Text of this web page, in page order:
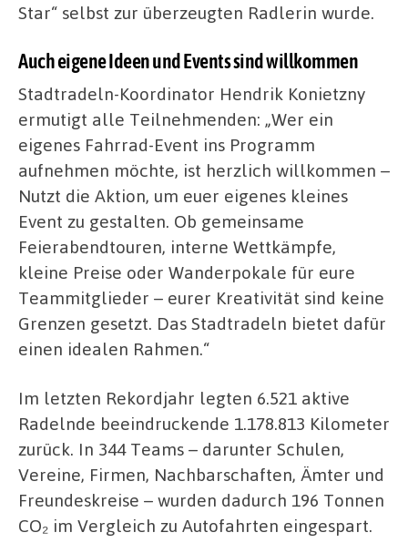
Star“ selbst zur überzeugten Radlerin wurde.
Auch eigene Ideen und Events sind willkommen
Stadtradeln-Koordinator Hendrik Konietzny
ermutigt alle Teilnehmenden: „Wer ein
eigenes Fahrrad-Event ins Programm
aufnehmen möchte, ist herzlich willkommen –
Nutzt die Aktion, um euer eigenes kleines
Event zu gestalten. Ob gemeinsame
Feierabendtouren, interne Wettkämpfe,
kleine Preise oder Wanderpokale für eure
Teammitglieder – eurer Kreativität sind keine
Grenzen gesetzt. Das Stadtradeln bietet dafür
einen idealen Rahmen.“
Im letzten Rekordjahr legten 6.521 aktive
Radelnde beeindruckende 1.178.813 Kilometer
zurück. In 344 Teams – darunter Schulen,
Vereine, Firmen, Nachbarschaften, Ämter und
Freundeskreise – wurden dadurch 196 Tonnen
CO₂ im Vergleich zu Autofahrten eingespart.